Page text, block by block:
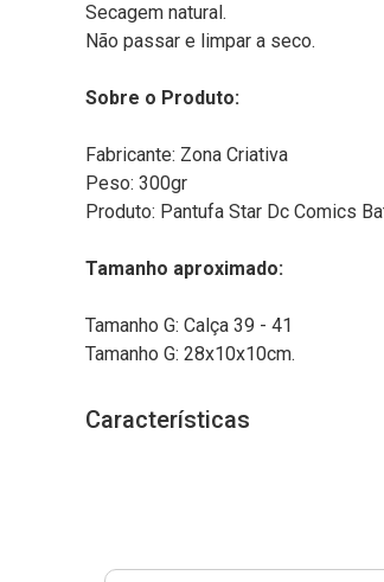
Secagem natural.
Não passar e limpar a seco.
Sobre o Produto:
Fabricante: Zona Criativa
Peso: 300gr
Produto: Pantufa Star Dc Comics
Tamanho aproximado:
Tamanho G: Calça 39 - 41
Tamanho G: 28x10x10cm.
Características